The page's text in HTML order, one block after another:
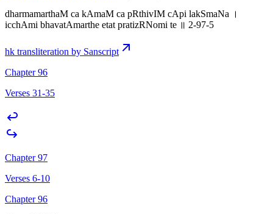
dharmamarthaM ca kAmaM ca pRthivIM cApi lakSmaNa ।
icchAmi bhavatAmarthe etat pratizRNomi te ॥ 2-97-5
hk transliteration by Sanscript
Chapter 96
Verses 31-35
Chapter 97
Verses 6-10
Chapter 96